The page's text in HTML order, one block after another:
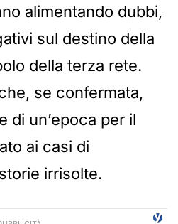
alimentando dubbi,
sul destino della
della terza rete.
se confermata,
di un’epoca per il
ai casi di
irrisolte.